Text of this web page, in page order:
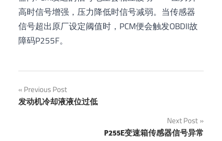
高时信号增强，压力降低时信号减弱。当传感器
信号超出原厂设定阈值时，PCM便会触发OBDII故
障码P255F。
文
Previous Post
发动机冷却液液位过低
Next Post
P255E变速箱传感器信号异常